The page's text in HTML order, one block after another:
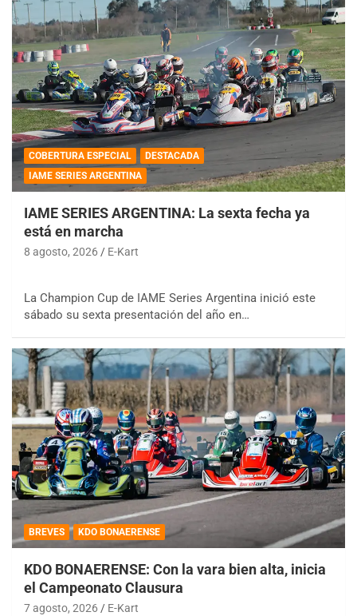
COBERTURA ESPECIAL
DESTACADA
IAME SERIES ARGENTINA
IAME SERIES ARGENTINA: La sexta fecha ya
está en marcha
8 agosto, 2026 E-Kart
La Champion Cup de IAME Series Argentina inició este
sábado su sexta presentación del año en…
BREVES KDO BONAERENSE
KDO BONAERENSE: Con la vara bien alta, inicia
el Campeonato Clausura
7 agosto, 2026 E-Kart